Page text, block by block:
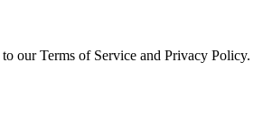
our Terms of Service and Privacy Policy.